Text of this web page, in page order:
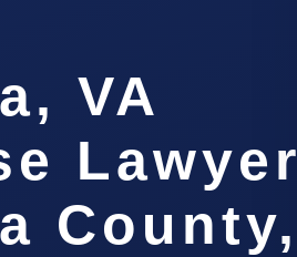
VA
Lawyer
County,